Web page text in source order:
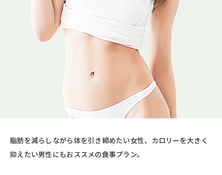
脂肪を減らしながら体を引き締めたい女性、カロリーを大きく
抑えたい男性にもおススメの食事プラン。